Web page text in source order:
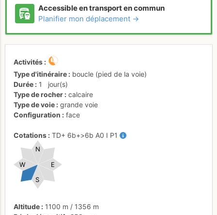
Accessible en transport en commun
Planifier mon déplacement →
Activités
Type d'itinéraire
boucle (pied de la voie)
Durée
1
jour(s)
Type de rocher
calcaire
Type de voie
grande voie
Configuration
face
Cotations TD+ 6b+>6b A0 I P1
E
W
S
N
Altitude 1100 m / 1356 m